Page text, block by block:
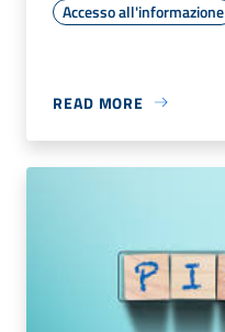
Accesso all'informazione
READ MORE